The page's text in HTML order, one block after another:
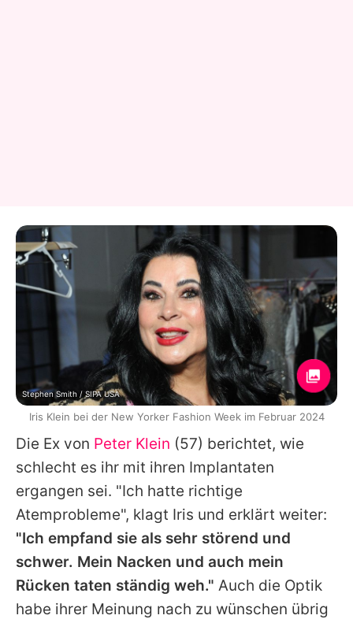
Die Ex von Peter Klein (57) berichtet, wie
schlecht es ihr mit ihren Implantaten
ergangen sei. "Ich hatte richtige
Atemprobleme", klagt Iris und erklärt weiter:
"Ich empfand sie als sehr störend und
schwer. Mein Nacken und auch mein
Rücken taten ständig weh." Auch die Optik
habe ihrer Meinung nach zu wünschen übrig
Stephen Smith / SIPA USA
Iris Klein bei der New Yorker Fashion Week im Februar 2024